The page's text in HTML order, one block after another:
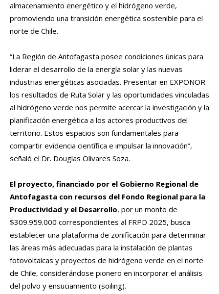
almacenamiento energético y el hidrógeno verde,
promoviendo una transición energética sostenible para el
norte de Chile.
“La Región de Antofagasta posee condiciones únicas para
liderar el desarrollo de la energía solar y las nuevas
industrias energéticas asociadas. Presentar en EXPONOR
los resultados de Ruta Solar y las oportunidades vinculadas
al hidrógeno verde nos permite acercar la investigación y la
planificación energética a los actores productivos del
territorio. Estos espacios son fundamentales para
compartir evidencia científica e impulsar la innovación”,
señaló el Dr. Douglas Olivares Soza.
El proyecto, financiado por el Gobierno Regional de
Antofagasta con recursos del Fondo Regional para la
Productividad y el Desarrollo, por un monto de
$309.959.000 correspondientes al FRPD 2025, busca
establecer una plataforma de zonificación para determinar
las áreas más adecuadas para la instalación de plantas
fotovoltaicas y proyectos de hidrógeno verde en el norte
de Chile, considerándose pionero en incorporar el análisis
del polvo y ensuciamiento (soiling).